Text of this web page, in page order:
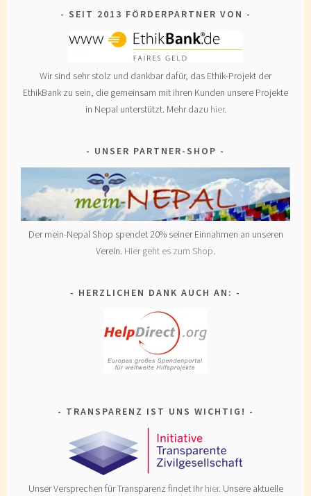
SEIT 2013 FÖRDERPARTNER VON
Wir sind sehr stolz und dankbar dafür, das Ethik-Projekt der
EthikBank zu sein, die gemeinsam mit ihren Kunden unsere Projekte
in Nepal unterstützt. Mehr dazu hier.
UNSER PARTNER-SHOP
Der mein-Nepal Shop spendet 20% seiner Einnahmen an unseren
Verein. Hier geht es zum Shop.
HERZLICHEN DANK AUCH AN:
TRANSPARENZ IST UNS WICHTIG!
Unser Versprechen für Transparenz findet Ihrhier. Unsere aktuelle